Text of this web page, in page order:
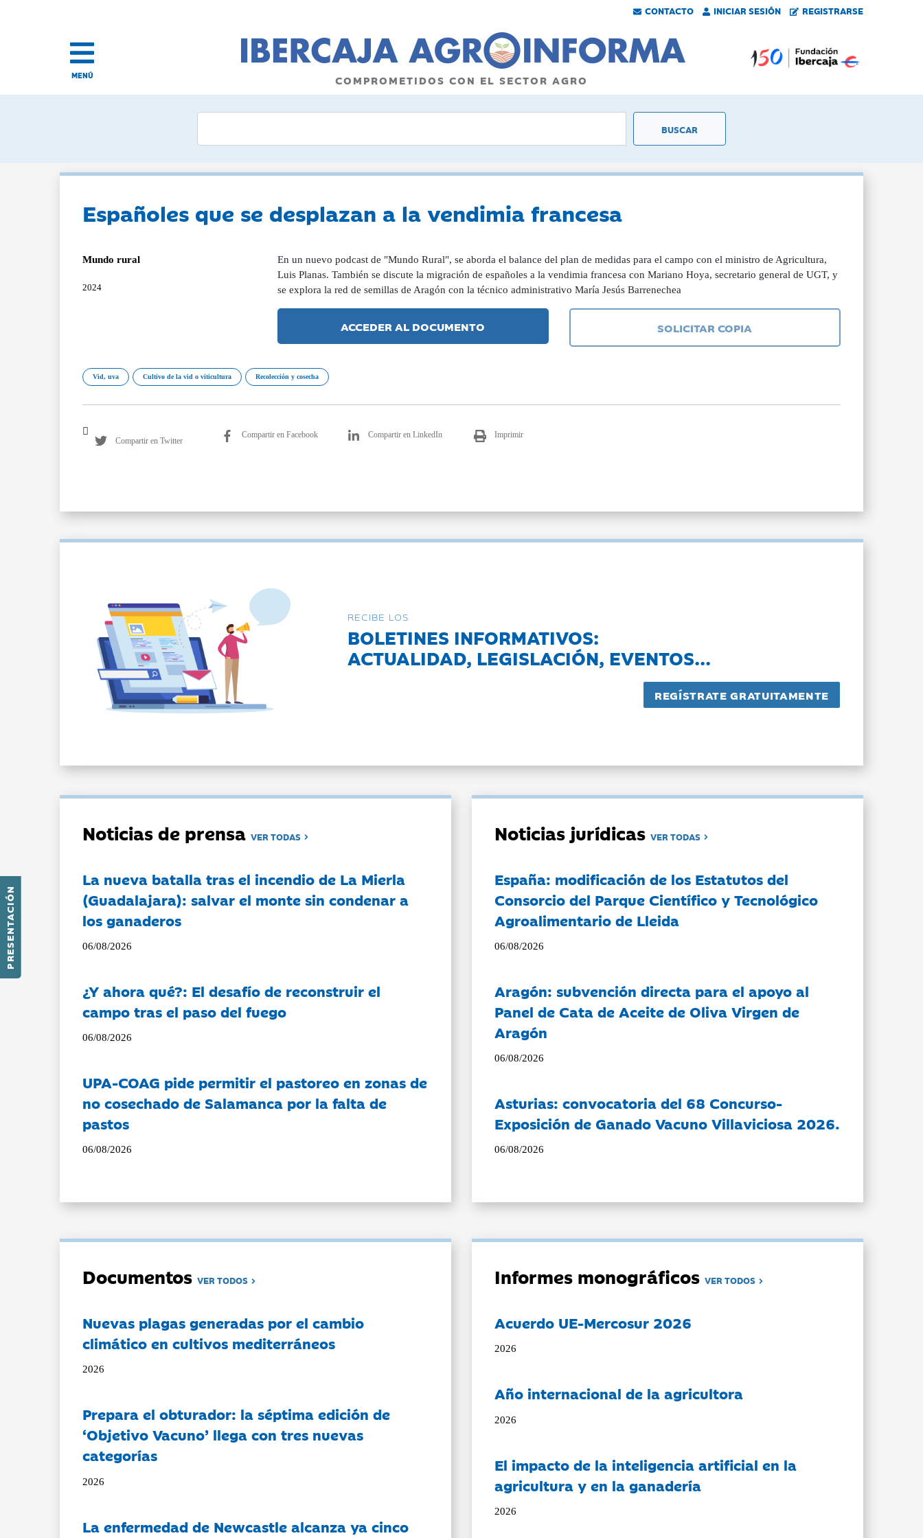
CONTACTO INICIAR SESIÓN REGISTRARSE
PRESENTACIÓN
MENÚ COMPROMETIDOS CON EL SECTOR AGRO
Españoles que se desplazan a la vendimia francesa
Mundo rural
2024
En un nuevo podcast de "Mundo Rural", se aborda el balance del plan de medidas para el campo con el ministro de Agricultura,
Luis Planas. También se discute la migración de españoles a la vendimia francesa con Mariano Hoya, secretario general de UGT, y
se explora la red de semillas de Aragón con la técnico administrativo María Jesús Barrenechea
ACCEDER AL DOCUMENTO SOLICITAR COPIA
Vid, uva Cultivo de la vid o viticultura Recolección y cosecha
Compartir en Twitter
Compartir en Facebook Compartir en LinkedIn Imprimir
RECIBE LOS
BOLETINES INFORMATIVOS:
ACTUALIDAD, LEGISLACIÓN, EVENTOS...
Noticias de prensaVER TODAS
La nueva batalla tras el incendio de La Mierla
(Guadalajara): salvar el monte sin condenar a
los ganaderos
06/08/2026
¿Y ahora qué?: El desafío de reconstruir el
campo tras el paso del fuego
06/08/2026
UPA-COAG pide permitir el pastoreo en zonas de
no cosechado de Salamanca por la falta de
pastos
06/08/2026
Noticias jurídicasVER TODAS
España: modificación de los Estatutos del
Consorcio del Parque Científico y Tecnológico
Agroalimentario de Lleida
06/08/2026
Aragón: subvención directa para el apoyo al
Panel de Cata de Aceite de Oliva Virgen de
Aragón
06/08/2026
Asturias: convocatoria del 68 Concurso-
Exposición de Ganado Vacuno Villaviciosa 2026.
06/08/2026
DocumentosVER TODOS
Nuevas plagas generadas por el cambio
climático en cultivos mediterráneos
2026
Prepara el obturador: la séptima edición de
‘Objetivo Vacuno’ llega con tres nuevas
categorías
2026
La enfermedad de Newcastle alcanza ya cinco
Informes monográficosVER TODOS
Acuerdo UE-Mercosur 2026
2026
Año internacional de la agricultora
2026
El impacto de la inteligencia artificial en la
agricultura y en la ganadería
2026